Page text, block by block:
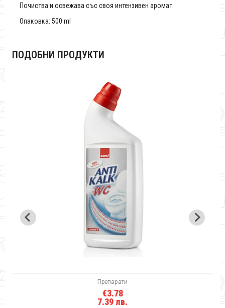
Почиства и освежава със своя интензивен аромат.
Опаковка: 500 ml
ПОДОБНИ ПРОДУКТИ
Препарати
€3.78
7.39 лв.